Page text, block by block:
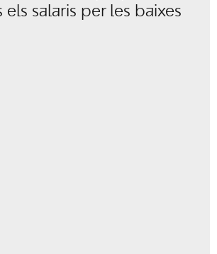
els salaris per les baixes